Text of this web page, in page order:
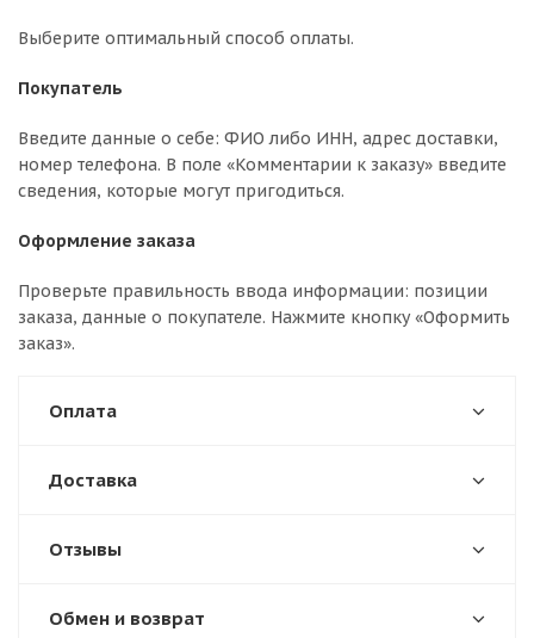
Выберите оптимальный способ оплаты.
Покупатель
Введите данные о себе: ФИО либо ИНН, адрес доставки,
номер телефона. В поле «Комментарии к заказу» введите
сведения, которые могут пригодиться.
Оформление заказа
Проверьте правильность ввода информации: позиции
заказа, данные о покупателе. Нажмите кнопку «Оформить
заказ».
Оплата
Доставка
Отзывы
Обмен и возврат